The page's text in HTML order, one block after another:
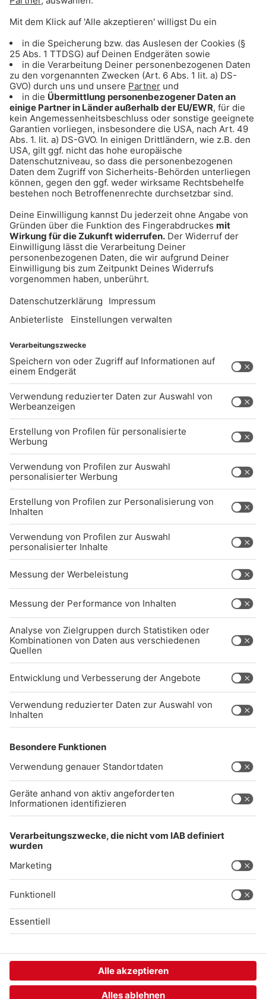
Gong 96.3 – Münchens bester Döner
UNTERNEHMEN
Kontakt
Jobs
Sendeempfang
Über uns
BARRIEREFREIHEIT: WIR ARBEITEN DERZEIT
AKTIV DARAN, UNSERE WEBSITE
BARRIEREFREI ZU GESTALTEN - GEMÄSS D
EN ANFORDERUNGEN DES B
ARRIEREFREIHEITSSTÄRKUNGSGESETZES. W
ENN SIE AUF BARRIEREN STOSSEN ODER UN
NTAKTIEREN SIE UNS GERNE.
Studio-Hotline
(089) 38 38 38 38
info@radiogong.de
Impressum
Audiothek
Unexpected Application Error!
crypto.randomUUID is not a function
at https://chat-embed.branchly.io/assets/
at https://chat-embed.branchly.io/assets/
at dL (https://chat-embed.branchly.io/assets/
at https://chat-embed.branchly.io/assets/
at https://chat-embed.branchly.io/assets/